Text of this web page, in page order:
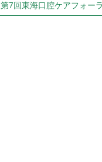
第7回東海口腔ケアフォー